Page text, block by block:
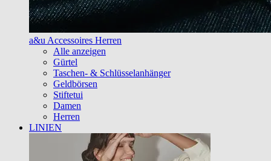
a&u Accessoires Herren
Alle anzeigen
Gürtel
Taschen- & Schlüsselanhänger
Geldbörsen
Stiftetui
Damen
Herren
LINIEN